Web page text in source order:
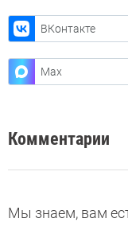
ВКонтакте
Max
Комментарии
Мы знаем, вам